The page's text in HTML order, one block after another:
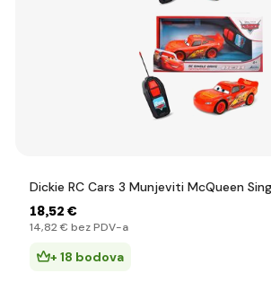
Dickie RC Cars 3 Munjeviti McQueen
18,52 €
14,82 € bez PDV-a
+ 18 bodova